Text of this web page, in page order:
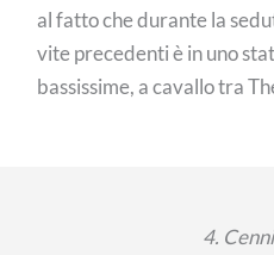
al fatto che durante la
vite precedenti è in uno
bassissime, a cavallo tra
4.